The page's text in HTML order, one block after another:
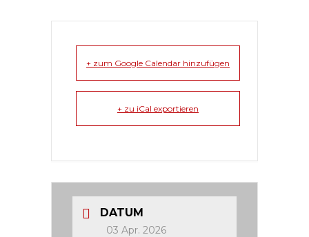
+ zum Google Calendar hinzufügen
+ zu iCal exportieren
DATUM
03 Apr. 2026